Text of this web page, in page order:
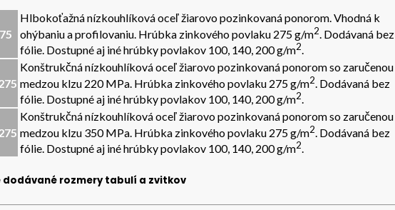
Hlbokoťažná nízkouhlíková oceľ žiarovo pozinkovaná ponorom. Vhodná k
ohýbaniu a profilovaniu. Hrúbka zinkového povlaku 275 g/m2. Dodávaná bez
fólie. Dostupné aj iné hrúbky povlakov 100, 140, 200 g/m2.
Konštrukčná nízkouhlíková oceľ žiarovo pozinkovaná ponorom so zaručenou
medzou klzu 220 MPa. Hrúbka zinkového povlaku 275 g/m2. Dodávaná bez
fólie. Dostupné aj iné hrúbky povlakov 100, 140, 200 g/m2.
Konštrukčná nízkouhlíková oceľ žiarovo pozinkovaná ponorom so zaručenou
medzou klzu 350 MPa. Hrúbka zinkového povlaku 275 g/m2. Dodávaná bez
fólie. Dostupné aj iné hrúbky povlakov 100, 140, 200 g/m2.
dodávané rozmery tabulí a zvitkov